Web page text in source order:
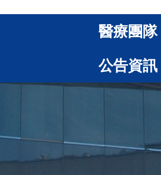
醫療團隊
公告資訊